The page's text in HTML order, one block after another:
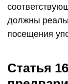
должны
посещения
Статья